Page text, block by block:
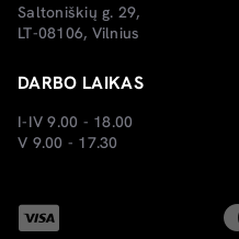
Saltoniškių g. 29,
LT-08106, Vilnius
DARBO LAIKAS
I-IV 9.00 - 18.00
V 9.00 - 17.30